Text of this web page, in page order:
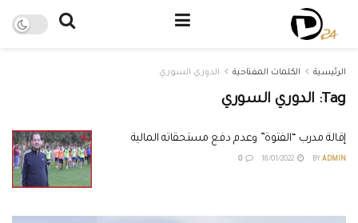
الرئيسية الكلمات المفتاحية الدوري السوري
Tag: الدوري السوري
إقالة مدرب “الفتوة” وعدم دفع مستحقاته المالية
BY ADMIN